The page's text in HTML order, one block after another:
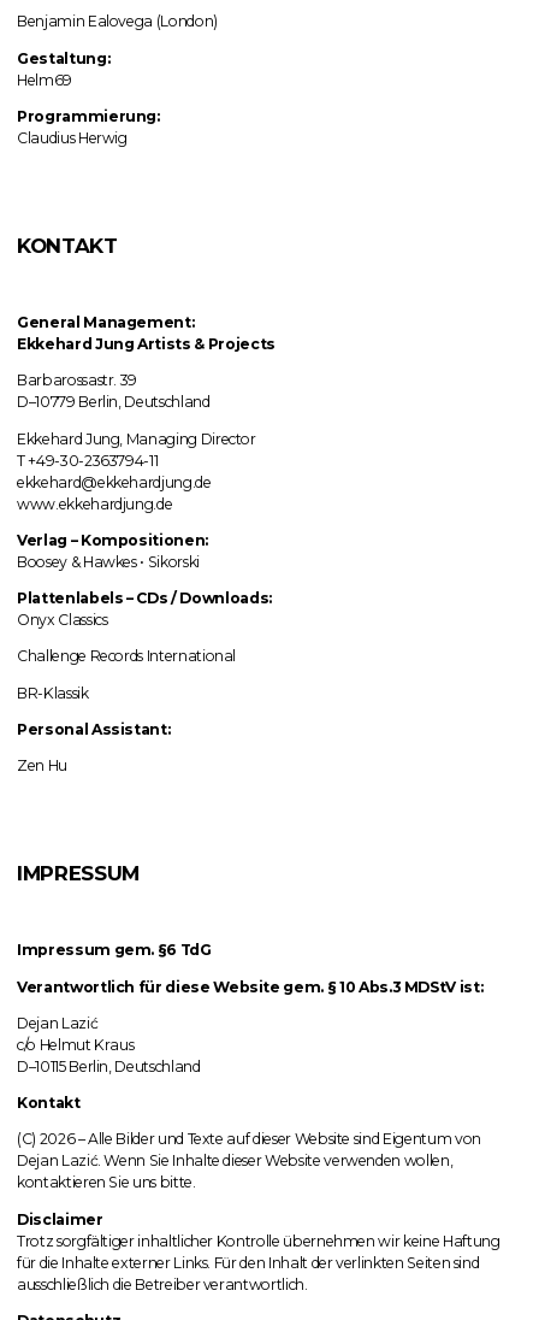
Benjamin Ealovega (London)
Gestaltung:
Helm69
Programmierung:
Claudius Herwig
KONTAKT
General Management:
Ekkehard Jung Artists & Projects
Barbarossastr. 39
D–10779 Berlin, Deutschland
Ekkehard Jung, Managing Director
T +49-30-2363794-11
ekkehard@ekkehardjung.de
www.ekkehardjung.de
Verlag –Kompositionen:
Boosey & Hawkes • Sikorski
Plattenlabels– CDs / Downloads:
Onyx Classics
Challenge Records International
BR-Klassik
Personal Assistant:
Zen Hu
IMPRESSUM
Impressum gem. §6 TdG
Verantwortlich für diese Website gem. § 10 Abs.3 MDStV ist:
Dejan Lazić
c/o Helmut Kraus
D–10115 Berlin, Deutschland
Kontakt
(C) 2026 – Alle Bilder und Texte auf dieser Website sind Eigentum von
Dejan Lazić. Wenn Sie Inhalte dieser Website verwenden wollen,
kontaktieren Sie uns bitte.
Disclaimer
Trotz sorgfältiger inhaltlicher Kontrolle übernehmen wir keine Haftung
für die Inhalte externer Links. Für den Inhalt der verlinkten Seiten sind
ausschließlich die Betreiber verantwortlich.